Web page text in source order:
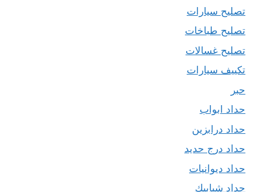
تصليح سيارات
تصليح طباخات
تصليح غسالات
تكييف سيارات
حبر
حداد ابواب
حداد درابزين
حداد درج حديد
حداد ديوانيات
حداد شبابيك